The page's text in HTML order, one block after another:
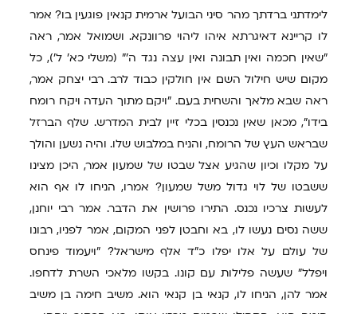
לימדתני ברדתך מהר סיני הבועל ארמית קנאין פוגעין בו? אמר
לו קריינא דאיגרתא איהו ליהוי פרוונקא. ושמואל אמר, ראה
"שאין חכמה ואין תבונה ואין עצה נגד ה'" (משלי כא' ל'), כל
מקום שיש חילול השם אין חולקין כבוד לרב. רבי יצחק אמר,
ראה שבא מלאך והשחית בעם. "ויקם מתוך העדה ויקח רומח
בידו", מכאן שאין נכנסין בכלי זיין לבית המדרש. שלף הברזל
שבראש העץ של הרומח, והניח במלבוש שלו. והיה נשען והולך
על מקלו וכיון שהגיע אצל שבטו של שמעון אמר, היכן מצינו
ששבטו של לוי גדול משל שמעון? אמרו, הניחו לו אף הוא
לעשות צרכיו נכנס. התירו פרושין את הדבר. אמר רבי יוחנן,
ששה נסים נעשו לו, בא וחבטן לפני המקום, אמר לפניו, רבונו
של עולם על אלו יפלו כ"ד אלף מישראל? "ויעמוד פינחס
ויפלל" שעשה פלילות עם קונו. בקשו מלאכי השרת לדחפו.
אמר להן, הניחו לו, קנאי בן קנאי הוא. משיב חימה בן משיב